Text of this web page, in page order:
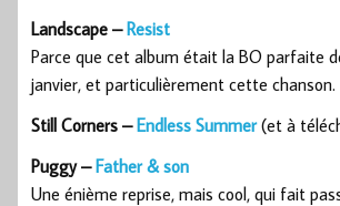
Landscape –Resist
Parce que cet album était la BO parfaite
janvier, et particulièrement cette chanson.
Still Corners –Endless Summer(et à
Puggy –Father & son
Une énième reprise, mais cool, qui fait